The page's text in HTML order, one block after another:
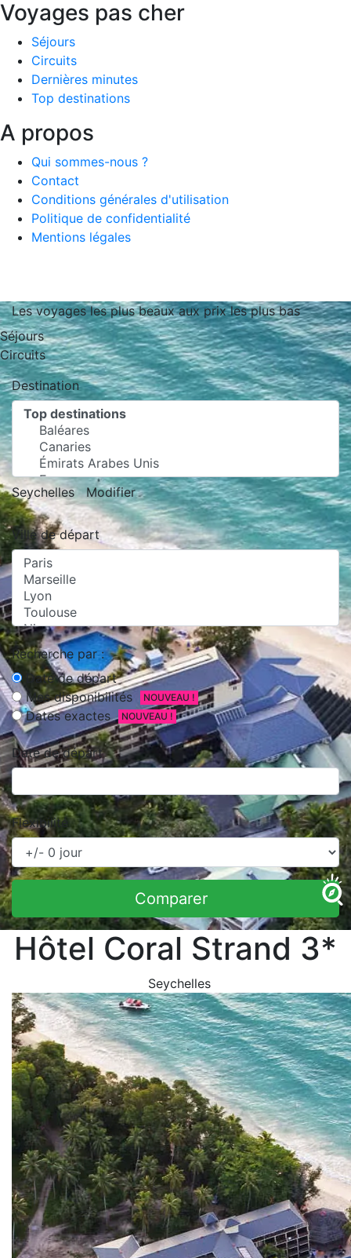
Voyages pas cher
Séjours
Circuits
Dernières minutes
Top destinations
A propos
Qui sommes-nous ?
Contact
Conditions générales d'utilisation
Politique de confidentialité
Mentions légales
Les voyages les plus beaux aux prix les plus bas
Séjours
Circuits
Destination
Seychelles Modifier
Ville de départ
Recherche par :
Date de départ
Mes disponibilités
NOUVEAU !
Dates exactes NOUVEAU !
Date de départ
Flexibilité
Comparer
Hôtel Coral Strand 3*
Seychelles